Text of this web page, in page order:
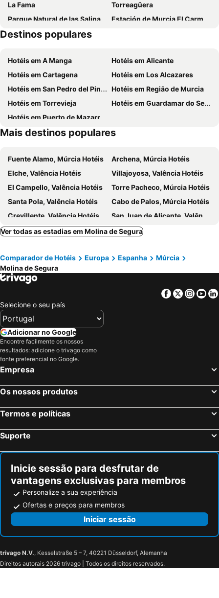
Hotel Villa Ceuti
Hotel Azahar
Hotel La Parra
Archybal Apartamentos Turísticos
Hotel Restaurante Santos
La Fama
Torreagüera
Parque Natural de las Salinas de La Mata-Torrevieja
Estación de Murcia El Carmen
La Caleta - Cabo Roig
de Las Palmeras
Torre de La Mata
San Antón
Casino
El Puerto
El Mojón
Iglesia de San Onofre
Semana Santa
Altorreal
Terra Natura
Espinardo
Rincón de Beniscornia
Museo de la Ciudad
Els Tossals
Aquopolis
Las Higuericas
Dunas de Guardamar del Segura
Paseo Juan Aparicio
Museo Arqueológico de Murcia
Valladolises y Lo Jurado
Destinos populares
Hotéis em A Manga
Hotéis em Alicante
Hotéis em Cartagena
Hotéis em Los Alcazares
Hotéis em San Pedro del Pinatar
Hotéis em Região de Murcia
Hotéis em Torrevieja
Hotéis em Guardamar do Segura
Hotéis em Puerto de Mazarrón
Mais destinos populares
Fuente Alamo, Múrcia Hotéis
Archena, Múrcia Hotéis
Elche, Valência Hotéis
Villajoyosa, Valência Hotéis
El Campello, Valência Hotéis
Torre Pacheco, Múrcia Hotéis
Santa Pola, Valência Hotéis
Cabo de Palos, Múrcia Hotéis
Crevillente, Valência Hotéis
San Juan de Alicante, Valência Hotéis
Muchamiel, Valência Hotéis
Lorca, Múrcia Hotéis
Rojales, Valência Hotéis
San Javier, Múrcia Hotéis
Pilar de la Horadada, Valência Hotéis
Sant Vicent del Raspeig, Valência Hotéis
La Marina, Valência Hotéis
A Manga, Múrcia Hotéis
Alicante, Valência Hotéis
Cartagena, Múrcia Hotéis
San Pedro del Pinatar, Múrcia Hotéis
Torrevieja, Valência Hotéis
Puerto de Mazarrón, Múrcia Hotéis
Madrid, Madrid Hotéis
Sevilha, Andaluzia Hotéis
Barcelona, Catalunha Hotéis
Isla Cristina, Andaluzia Hotéis
Ver todas as estadias em Molina de Segura
Comparador de Hotéis Europa Espanha
Múrcia
Molina de Segura
Facebook
Twitter
Selecione o seu país
Adicionar no Google
Encontre facilmente os nossos
resultados: adicione o trivago como
fonte preferencial no Google.
Empresa
Os nossos produtos
Termos e políticas
Suporte
Inicie sessão para desfrutar de
vantagens exclusivas para membros
Personalize a sua experiência
Ofertas e preços para membros
Iniciar sessão
trivago N.V., Kesselstraße 5 – 7, 40221 Düsseldorf, Alemanha
Direitos autorais 2026 trivago | Todos os direitos reservados.